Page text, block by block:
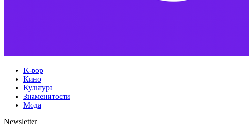
K-pop
Кино
Культура
Знаменитости
Мода
Newsletter